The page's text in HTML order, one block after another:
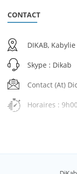
CONTACT
DIKAB, Kabylie
Skype : Dikab
Contact (at)
Horaires :